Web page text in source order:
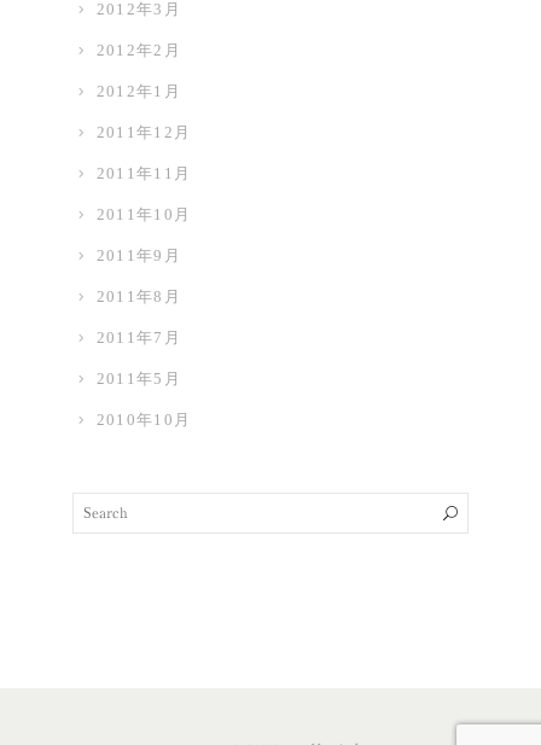
2012年3月
2012年2月
2012年1月
2011年12月
2011年11月
2011年10月
2011年9月
2011年8月
2011年7月
2011年5月
2010年10月